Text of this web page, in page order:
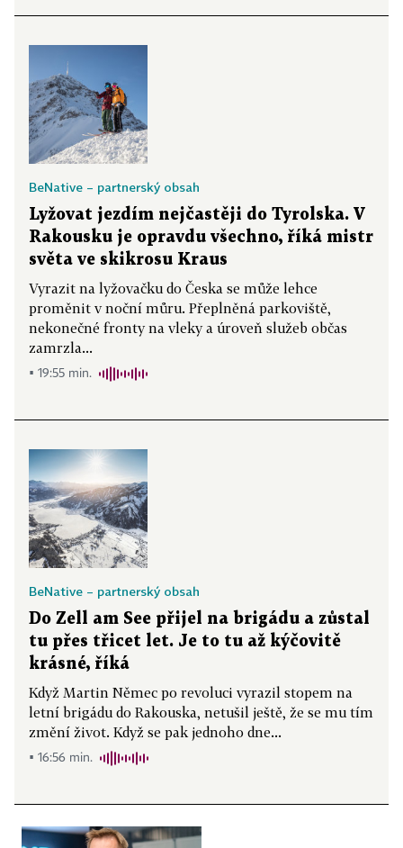
BeNative – partnerský obsah
Lyžovat jezdím nejčastěji do Tyrolska. V
Rakousku je opravdu všechno, říká mistr
světa ve skikrosu Kraus
Vyrazit na lyžovačku do Česka se může lehce
proměnit v noční můru. Přeplněná parkoviště,
nekonečné fronty na vleky a úroveň služeb občas
zamrzla...
▪ 19:55 min.
BeNative – partnerský obsah
Do Zell am See přijel na brigádu a zůstal
tu přes třicet let. Je to tu až kýčovitě
krásné, říká
Když Martin Němec po revoluci vyrazil stopem na
letní brigádu do Rakouska, netušil ještě, že se mu tím
změní život. Když se pak jednoho dne...
▪ 16:56 min.